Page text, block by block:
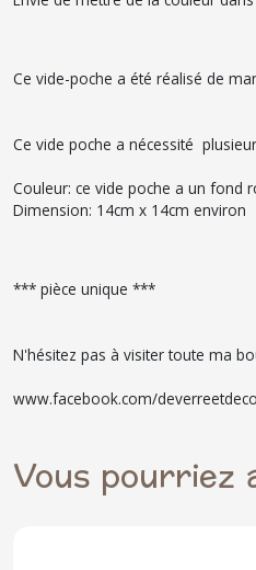
Ce vide-poche a été réalisé de
Ce vide poche a nécessité
Couleur: ce vide poche a un fond
Dimension: 14cm x 14cm environ
*** pièce unique ***
N'hésitez pas à visiter toute ma
www.facebook.com/
Vous pourriez